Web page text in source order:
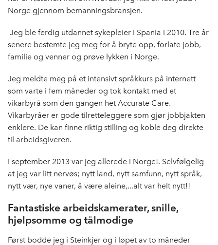
k
n
Norge gjennom bemanningsbransjen.
Jeg ble ferdig utdannet sykepleier i Spania i 2010. Tre år
senere bestemte jeg meg for å bryte opp, forlate jobb,
familie og venner og prøve lykken i Norge.
Jeg meldte meg på et intensivt språkkurs på internett
som varte i fem måneder og tok kontakt med et
vikarbyrå som den gangen het Accurate Care.
Vikarbyråer er gode tilretteleggere som gjør jobbjakten
enklere. De kan finne riktig stilling og koble deg direkte
til arbeidsgiveren.
I september 2013 var jeg allerede i Norge!. Selvfølgelig
at jeg var litt nervøs; nytt land, nytt samfunn, nytt språk,
nytt vær, nye vaner, å være aleine,...alt var helt nytt!!
Fantastiske arbeidskamerater, snille,
hjelpsomme og tålmodige
Først bodde jeg i Steinkjer og i løpet av to måneder